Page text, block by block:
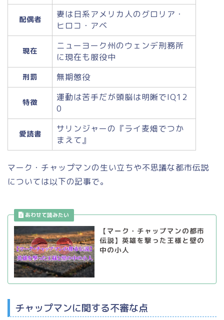
配偶者
妻は日系アメリカ人のグロリア・
ヒロコ・アベ
現在
ニューヨーク州のウェンデ刑務所
に現在も服役中
刑罰 無期懲役
特徴
運動は苦手だが頭脳は明晰でIQ12
0
愛読書
サリンジャーの『ライ麦畑でつか
まえて』
マーク・チャップマンの生い立ちや不思議な都市伝説
については以下の記事で。
【マーク・チャップマンの都市
伝説】英雄を撃った王様と壁の
中の小人
チャップマンに関する不審な点